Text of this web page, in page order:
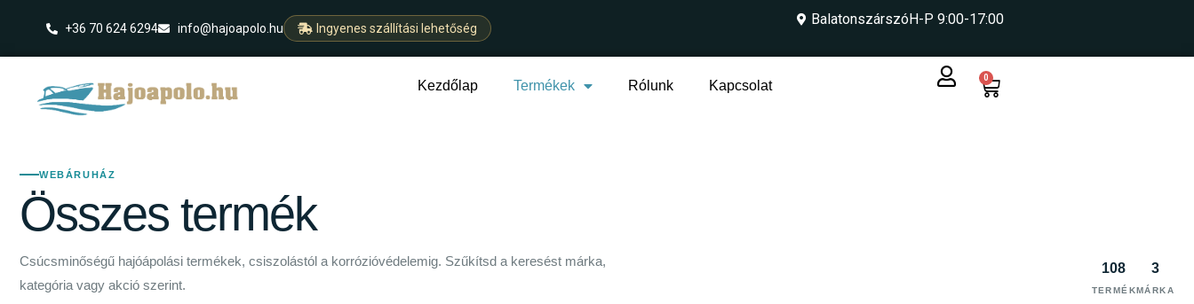
+36 70 624 6294 info@hajoapolo.hu Ingyenes szállítási lehetőség
BalatonszárszóH-P 9:00-17:00
Kezdőlap Termékek Rólunk Kapcsolat
0
WEBÁRUHÁZ
Összes termék
Csúcsminőségű hajóápolási termékek, csiszolástól a korrózióvédelemig. Szűkítsd a keresést márka,
kategória vagy akció szerint.
108
TERMÉK
3
MÁRKA